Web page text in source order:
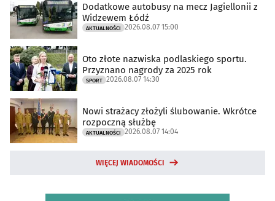
Dodatkowe autobusy na mecz Jagiellonii z
Widzewem Łódź
AKTUALNOŚCI 2026.08.07 15:00
Oto złote nazwiska podlaskiego sportu.
Przyznano nagrody za 2025 rok
SPORT 2026.08.07 14:30
Nowi strażacy złożyli ślubowanie. Wkrótce
rozpoczną służbę
AKTUALNOŚCI 2026.08.07 14:04
WIĘCEJ WIADOMOŚCI